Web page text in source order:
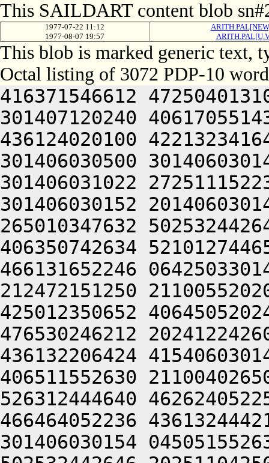
This SAILDART content blob
1977-07-22 11:12
1977-08-07 19:57
This blob is marked generic text,
Octal listing of 3072 PDP-10
416371546612 472504013100 201012640630 446104030140 301407120240 406170551432 052064051212 415004050202 436124020100 422132341644 446412444636 470321241540 301406030500 301406030142 064250330140 301406220140 301406031022 272511152230 425010151222 522201505206 301406030152 201406030140 314224240650 406346221100 265010347632 502532442646 202511042500 406450326650 406350742634 521012744650 441012453636 202032243652 466131652246 064250330140 301407020140 301406032022 212472151250 211005520206 476332052650 426464052220 425012350652 406450520244 476372420236 431010120210 476530246212 202412242606 446471147634 202231652212 436132206424 415406030142 301006030140 301521121232 406511552630 211004026500 516530251134 202511720232 526312444640 462624052256 475012451202 472470647644 466464052236 436132444212 510321241540 301406131100 301406030154 045051552630 316606321100 265010347632 502532442646 202511042500 512230744250 201464054100 315011743100 405012451202 472470647644 465011540650 512233006424 415406030142 325006030140 301561127222 432353220140 201051552630 316606321100 265010347632 502532442646 202511042500 512230744250 201464054100 315011743100 405012451202 472470647644 465011540650 512233006424 415406030142 345006030140 301601121206 512372351504 201324041636 466412552212 515012444212 202072247646 515012051236 422530352100 476144052256 475012642606 522372251432 052066030140 311424030140 301407104650 406051442646 202370620246 446350527606 476471147212 202031642100 406450326650 406350742634 520321241540 301406232500 426350446626 064250313166 064240000000 000000000000 000000000000 000000000000 000000000000 000000000000 000000000000 000000000000 061352444650 462124040644 446511006424 064247321246 472071751504 201324051622 472125741636 516231642500 432531641650 446371620252 516231643500 522030246212 202311747626 526401505032 051672444222 515012051236 436450146500 416031441652 462032442646 202051752220 202511042500 516231642500 406350420250 442124041636 516231642500 476144040500 406350746212 202532344634 434321235602 202510141230 425011447636 501012550100 502451741612 422532242534 201012444212 202231550230 426330547250 426104040640 502451754222 466032444636 471010550652 406511147634 514321235602 512124040646 202151746230 476572335032 051661104646 446345054122 201724051622 471210124500 255005041136 445225255646 446345040526 445225551622 471210124672 064247304422 416372324260 245007520206 476465040522 201264024204 276225125266 416372324202 256225126606 476465040522 564321235422 536210551212 064247304422 445007520162 301366131160 202110543644 426132306424 354221140500 365011147250 426170551120 541246131160 275626024432 051661104604 201724051212 466031147210 426445054124 305447027562 301221505166 064247340500 516031550230 425010340630 462231643500 516132152612 472070520214 476311447656 515641505166 064247304422 466372604602 472171442530 511401505166 044231251644 046410326246 472071751432 051661104632 476541151140 262471147032 051661104632 476541151142 262071751432 051661505166 432372220202 472171442646 261006134140 202110543500 365004732140 301406027100 432372220250 442124051212 516531452246 261006120172 201166430140 301405606424 356031446100 476144052220 425012640630 526132320244 426512551234 426104041262 202511044646 202452447134 202032242500 406070352644 406510520250 474321235656 446511044634 201264047644 201324047634 425010347652 472505606424 064247351212 436232352212 512464052646 426107206424 354232230130 511424050202 516464040644 436531542634 522464040634 421010151212 202031452212 512130406424 064252347206 476467220022 466372604644 311305524246 501221135646 406550520250 442124051212 436232352212 512461505022 466372604644 315305524246 501221505022 466372604644 301305524246 501221135646 406550520202 472171442432 050230244650 045066230140 301405451140 045672344222 432504040634 436310520250 475012152602 422450147250 201421505022 412132104534 255501505022 472130704644 300321204604 446061121542 321406030140 262446006424 046071451022 511421104566 502532420202 202231620244 301304041136 445011147100 511421505022 406471041422 401071346554 262446006424 046451751022 511421505022 406471404644 300321204632 476541151140 261325051640 244227351602 532124040500 432372220206 476332052650 406511147634 202370620206 476471147212 064241146636 530232230530 265212350122 045672340654 425010227622 064241146636 530232344634 425266224244 301225451144 045672344634 242025344522 064241146636